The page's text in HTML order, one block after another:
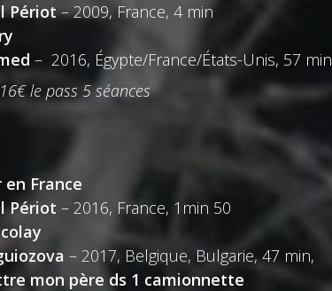
Périot– 2009, France, 4 min
– 2016, Égypte/France/États-Unis, 57 min
le pass 5 séances
France
Périot – 2016, France, 1min 50
– 2017, Belgique, Bulgarie, 47 min,
mon père ds 1 camionnette